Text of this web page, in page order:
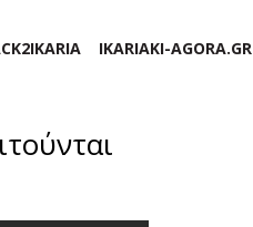
IKARIAKI-AGORA.GR